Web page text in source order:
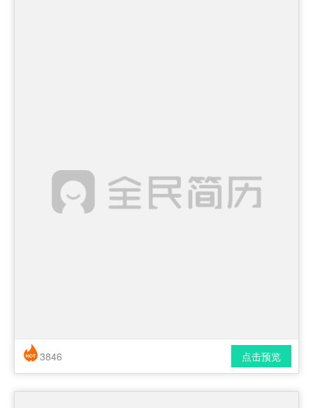
简历风格： 时尚 / 简洁 / 应届生
点击预览
3846